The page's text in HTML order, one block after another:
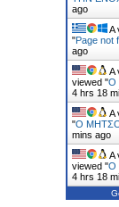
ago
A
"Page not
ago
A
viewed "Ο
4 hrs 18
A
"Ο
mins ago
A
viewed "Ο
4 hrs 18